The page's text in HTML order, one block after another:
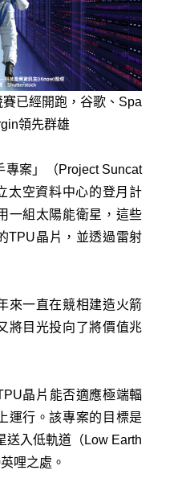
已經開跑，谷歌、Spa
領先群雄
專案」（Project Suncat
太空資料中心的登月計
一組太陽能衛星，這些
TPU晶片，並透過雷射
來一直在競相建造火箭
將目光投向了將價值兆
晶片能否適應極端輻
運行。該專案的目標是
送入低軌道（Low Earth
哩之處。